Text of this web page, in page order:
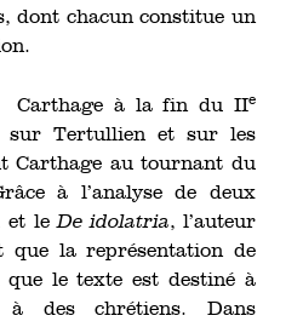
dont chacun constitue un
Carthage à la fin du IIe
sur Tertullien et sur les
Carthage au tournant du
à l’analyse de deux
et leDe idolatria, l’auteur
que la représentation de
le texte est destiné à
des chrétiens. Dans